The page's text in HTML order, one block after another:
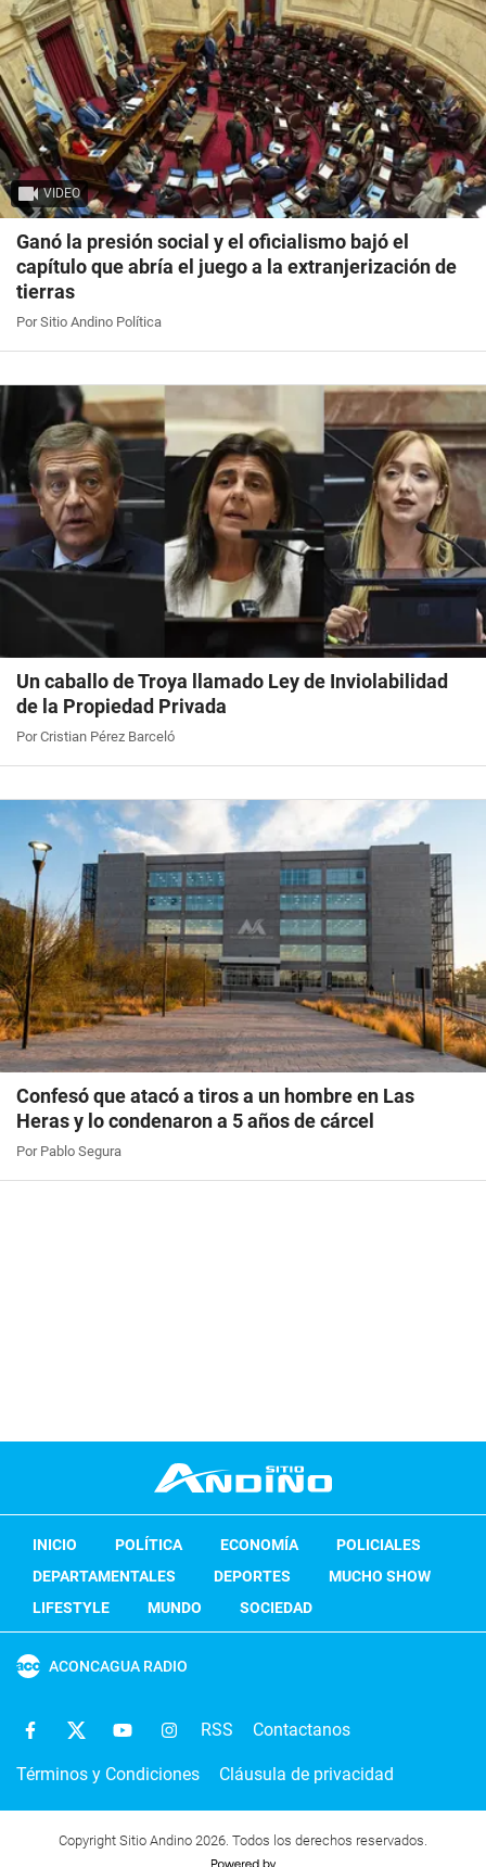
VIDEO
Ganó la presión social y el oficialismo bajó el
capítulo que abría el juego a la extranjerización de
tierras
Por Sitio Andino Política
Un caballo de Troya llamado Ley de Inviolabilidad
de la Propiedad Privada
Por Cristian Pérez Barceló
Confesó que atacó a tiros a un hombre en Las
Heras y lo condenaron a 5 años de cárcel
Por Pablo Segura
INICIO POLÍTICA ECONOMÍA
POLICIALES
DEPARTAMENTALES
DEPORTES
MUCHO SHOW
LIFESTYLE
MUNDO SOCIEDAD
ACONCAGUA RADIO
RSS Contactanos
Términos y Condiciones Cláusula de privacidad
Copyright Sitio Andino 2026. Todos los derechos reservados.